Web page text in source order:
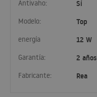
Antivaho: Sí
Modelo: Top
energía 12 W
Garantía: 2 años
Fabricante: Rea